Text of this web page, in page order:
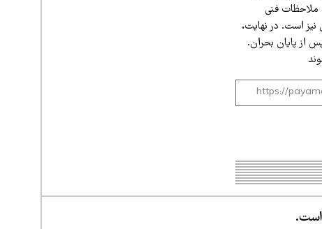
ملاحظات فنی
نیز است. در نهایت،
از پایان بحران.